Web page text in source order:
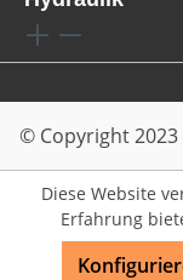
© Copyright
Diese Website
Erfahrung